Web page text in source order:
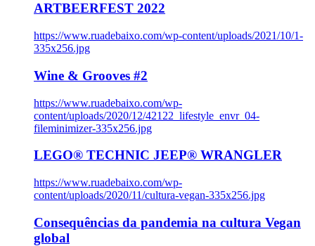
ARTBEERFEST 2022
https://www.ruadebaixo.com/wp-content/uploads/2021/10/1-
335x256.jpg
Wine & Grooves #2
https://www.ruadebaixo.com/wp-
content/uploads/2020/12/42122_lifestyle_envr_04-
fileminimizer-335x256.jpg
LEGO® TECHNIC JEEP® WRANGLER
https://www.ruadebaixo.com/wp-
content/uploads/2020/11/cultura-vegan-335x256.jpg
Consequências da pandemia na cultura Vegan
global